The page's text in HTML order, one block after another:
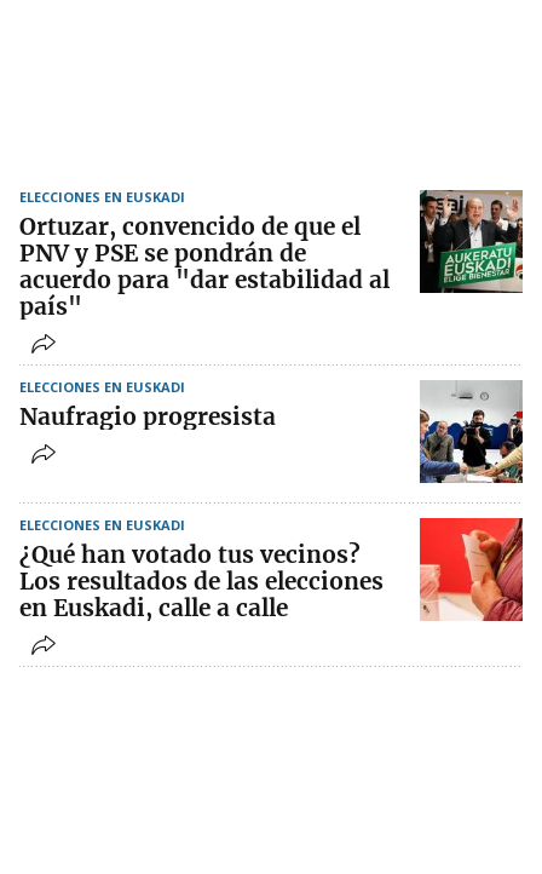
ELECCIONES EN EUSKADI
Ortuzar, convencido de que el
PNV y PSE se pondrán de
acuerdo para "dar estabilidad al
país"
ELECCIONES EN EUSKADI
Naufragio progresista
ELECCIONES EN EUSKADI
¿Qué han votado tus vecinos?
Los resultados de las elecciones
en Euskadi, calle a calle